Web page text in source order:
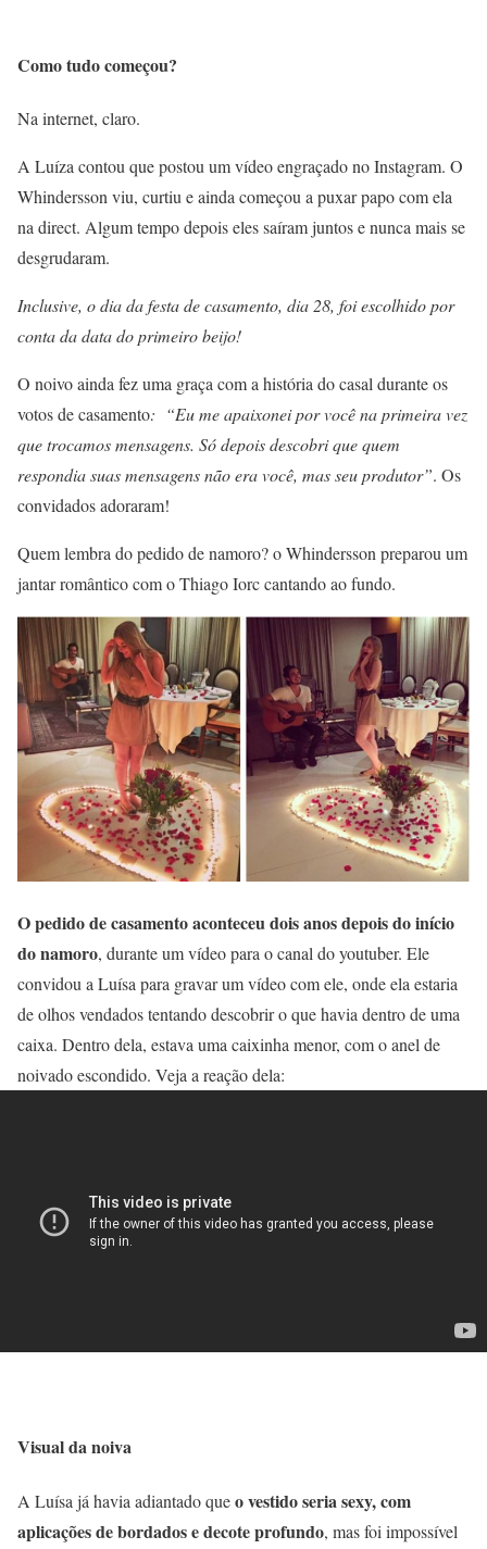
Como tudo começou?
Na internet, claro.
A Luíza contou que postou um vídeo engraçado no Instagram. O
Whindersson viu, curtiu e ainda começou a puxar papo com ela
na direct. Algum tempo depois eles saíram juntos e nunca mais se
desgrudaram.
Inclusive, o dia da festa de casamento, dia 28, foi escolhido por
conta da data do primeiro beijo!
O noivo ainda fez uma graça com a história do casal durante os
votos de casamento: “Eu me apaixonei por você na primeira vez
que trocamos mensagens. Só depois descobri que quem
respondia suas mensagens não era você, mas seu produtor”. Os
convidados adoraram!
Quem lembra do pedido de namoro? o Whindersson preparou um
jantar romântico com o Thiago Iorc cantando ao fundo.
O pedido de casamento aconteceu dois anos depois do início
do namoro, durante um vídeo para o canal do youtuber. Ele
convidou a Luísa para gravar um vídeo com ele, onde ela estaria
de olhos vendados tentando descobrir o que havia dentro de uma
caixa. Dentro dela, estava uma caixinha menor, com o anel de
noivado escondido. Veja a reação dela:
Visual da noiva
A Luísa já havia adiantado queo vestido seria sexy, com
aplicações de bordados e decote profundo, mas foi impossível